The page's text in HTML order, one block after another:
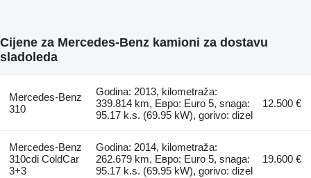
Cijene za Mercedes-Benz kamioni za dostavu
sladoleda
Mercedes-Benz
310
Godina: 2013, kilometraža:
339.814 km, Евро: Euro 5, snaga:
95.17 k.s. (69.95 kW), gorivo: dizel
12.500 €
Mercedes-Benz
310cdi ColdCar
3+3
Godina: 2014, kilometraža:
262.679 km, Евро: Euro 5, snaga:
95.17 k.s. (69.95 kW), gorivo: dizel
19.600 €